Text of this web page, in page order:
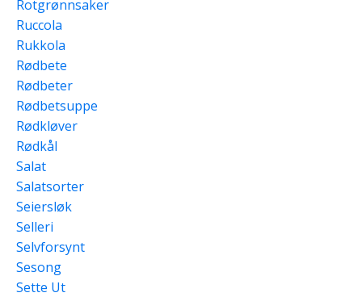
Rotgrønnsaker
Ruccola
Rukkola
Rødbete
Rødbeter
Rødbetsuppe
Rødkløver
Rødkål
Salat
Salatsorter
Seiersløk
Selleri
Selvforsynt
Sesong
Sette Ut